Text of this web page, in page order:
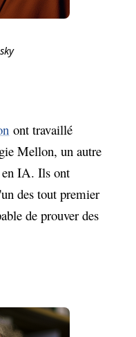
ont travaillé
Mellon, un autre
en IA. Ils ont
des tout premier
de prouver des